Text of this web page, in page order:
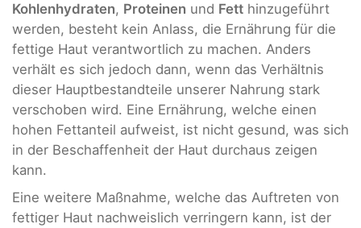
Kohlenhydraten, Proteinen und Fett hinzugeführt
werden, besteht kein Anlass, die Ernährung für die
fettige Haut verantwortlich zu machen. Anders
verhält es sich jedoch dann, wenn das Verhältnis
dieser Hauptbestandteile unserer Nahrung stark
verschoben wird. Eine Ernährung, welche einen
hohen Fettanteil aufweist, ist nicht gesund, was sich
in der Beschaffenheit der Haut durchaus zeigen
kann.
Eine weitere Maßnahme, welche das Auftreten von
fettiger Haut nachweislich verringern kann, ist der